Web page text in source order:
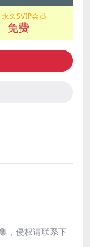
永久SVIP会员
免费
，侵权请联系下